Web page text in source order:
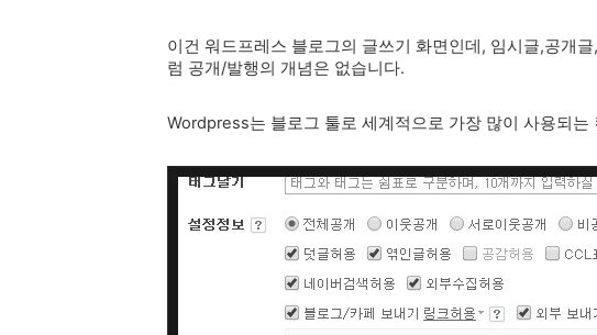
이건 워드프레스 블로그의 글쓰기 화면인데, 임시글,공개
럼 공개/발행의 개념은 없습니다.
Wordpress는 블로그 툴로 세계적으로 가장 많이 사용되는